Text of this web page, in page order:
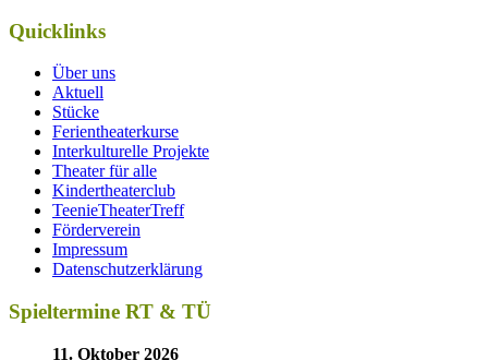
Quicklinks
Über uns
Aktuell
Stücke
Ferientheaterkurse
Interkulturelle Projekte
Theater für alle
Kindertheaterclub
TeenieTheaterTreff
Förderverein
Impressum
Datenschutzerklärung
Spieltermine RT & TÜ
11. Oktober 2026